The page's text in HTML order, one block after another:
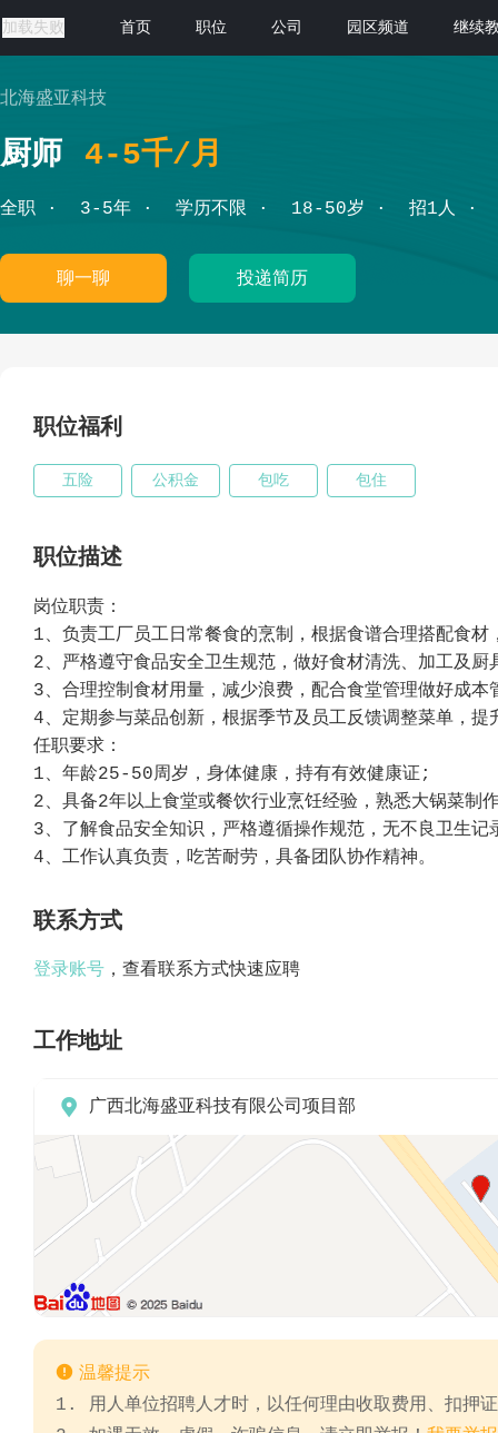
加载失败 首页 职位 公司 园区频道 继续
北海盛亚科技
厨师 4-5千/月
全职 3-5年 学历不限 18-50岁 招1人
聊一聊 投递简历
职位福利
五险 公积金 包吃 包住
职位描述
岗位职责：
1、负责工厂员工日常餐食的烹制，根据食谱合理搭配食
2、严格遵守食品安全卫生规范，做好食材清洗、加工及
3、合理控制食材用量，减少浪费，配合食堂管理做好成
4、定期参与菜品创新，根据季节及员工反馈调整菜单，提
任职要求：
1、年龄25-50周岁，身体健康，持有有效健康证;
2、具备2年以上食堂或餐饮行业烹饪经验，熟悉大锅菜制
3、了解食品安全知识，严格遵循操作规范，无不良卫生
4、工作认真负责，吃苦耐劳，具备团队协作精神。
联系方式
登录账号 ，查看联系方式快速应聘
工作地址
 广西北海盛亚科技有限公司项目部
 温馨提示
1. 用人单位招聘人才时，以任何理由收取费用、扣押